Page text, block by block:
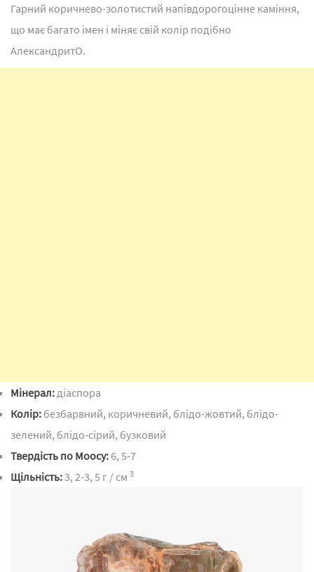
Гарний коричнево-золотистий напівдорогоцінне каміння,
що має багато імен і міняє свій колір подібно
АлександритО.
Мінерал: діаспора
Колір: безбарвний, коричневий, блідо-жовтий, блідо-
зелений, блідо-сірий, бузковий
Твердість по Моосу:6, 5-7
Щільність:3, 2-3, 5 г / см 3